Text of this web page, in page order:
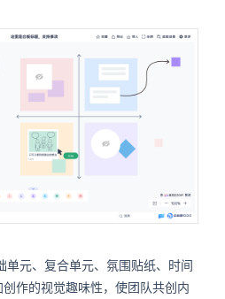
单元、复合单元、氛围贴纸、时间
作的视觉趣味性，使团队共创内